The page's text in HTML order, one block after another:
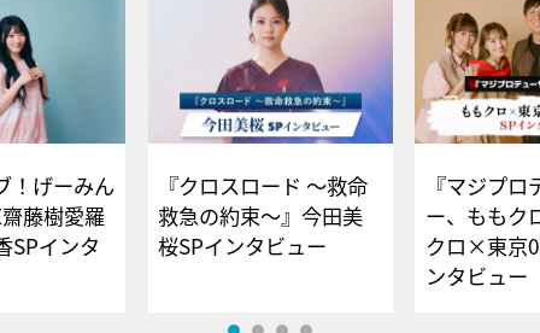
！げーみん
藤樹愛羅
SPインタ
『クロスロード ～救命
救急の約束～』今田美
桜SPインタビュー
『マジプロ
ー、ももク
クロ×東京
ンタビュー